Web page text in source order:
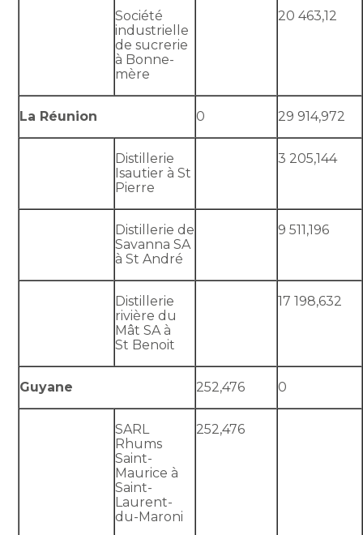
Société
industrielle
de sucrerie
à Bonne-
mère
20 463,12
La Réunion 0 29 914,972
Distillerie
Isautier à St
Pierre
3 205,144
Distillerie de
Savanna SA
à St André
9 511,196
Distillerie
rivière du
Mât SA à
St Benoit
17 198,632
Guyane 252,476 0
SARL
Rhums
Saint-
Maurice à
Saint-
Laurent-
du-Maroni
252,476